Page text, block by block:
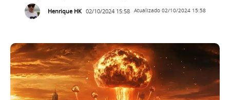
Henrique HK 02/10/2024 15:58 Atualizado 02/10/2024 15:58